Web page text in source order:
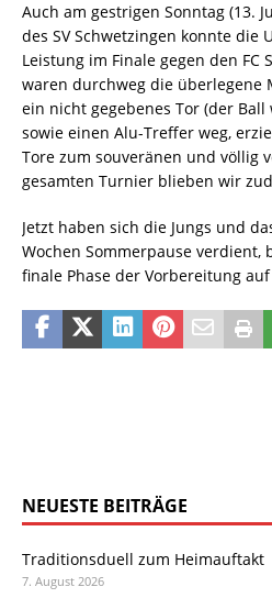
Auch am gestrigen Sonntag (13.
des SV Schwetzingen konnte die
Leistung im Finale gegen den FC
waren durchweg die überlegene
ein nicht gegebenes Tor (der
sowie einen Alu-Treffer weg,
Tore zum souveränen und völlig
gesamten Turnier blieben wir
Jetzt haben sich die Jungs und
Wochen Sommerpause verdient,
finale Phase der Vorbereitung
NEUESTE BEITRÄGE
Traditionsduell zum Heimauftakt
7. August 2026